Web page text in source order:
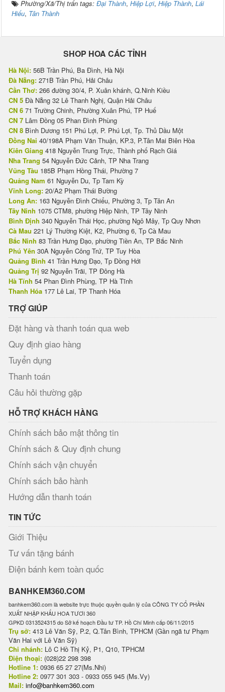
Phường/Xã/Thị trấn tags: Đại Thành, Hiệp Lợi, Hiệp Thành, Lái
Hiếu, Tân Thành
SHOP HOA CÁC TỈNH
Hà Nội: 56B Trần Phú, Ba Đình, Hà Nội
Đà Nẵng: 271B Trần Phú, Hải Châu
Cần Thơ: 266 đường 30/4, P. Xuân khánh, Q.Ninh Kiều
CN 5 Đà Nẵng 32 Lê Thanh Nghị, Quận Hải Châu
CN 6 71 Trường Chinh, Phường Xuân Phú, TP Huế
CN 7 Lâm Đồng 05 Phan Đình Phùng
CN 8 Bình Dương 151 Phú Lợi, P. Phú Lợi, Tp. Thủ Dầu Một
Đồng Nai 40/198A Phạm Văn Thuận, KP.3, P.Tân Mai Biên Hòa
Kiên Giang 418 Nguyễn Trung Trực, Thành phố Rạch Giá
Nha Trang 54 Nguyễn Đức Cảnh, TP Nha Trang
Vũng Tàu 185B Phạm Hồng Thái, Phường 7
Quảng Nam 61 Nguyễn Du, Tp Tam Kỳ
Vĩnh Long: 20/A2 Phạm Thái Bường
Long An: 163 Nguyễn Đình Chiểu, Phường 3, Tp Tân An
Tây Ninh 1075 CTM8, phường Hiệp Ninh, TP Tây Ninh
Bình Định 340 Nguyễn Thái Học, phường Ngô Mây, Tp Quy Nhơn
Cà Mau 221 Lý Thường Kiệt, K2, Phường 6, Tp Cà Mau
Bắc Ninh 83 Trần Hưng Đạo, phường Tiền An, TP Bắc Ninh
Phú Yên 30A Nguyễn Công Trứ, TP Tuy Hòa
Quảng Bình 41 Trần Hưng Đạo, Tp Đồng Hới
Quảng Trị 92 Nguyễn Trãi, TP Đông Hà
Hà Tĩnh 54 Phan Đình Phùng, TP Hà Tĩnh
Thanh Hóa 177 Lê Lai, TP Thanh Hóa
TRỢ GIÚP
Đặt hàng và thanh toán qua web
Quy định giao hàng
Tuyển dụng
Thanh toán
Câu hỏi thường gặp
HỖ TRỢ KHÁCH HÀNG
Chính sách bảo mật thông tin
Chính sách & Quy định chung
Chính sách vận chuyển
Chính sách bảo hành
Hướng dẫn thanh toán
TIN TỨC
Giới Thiệu
Tư vấn tặng bánh
Điện bánh kem toàn quốc
BANHKEM360.COM
banhkem360.com là website trực thuộc quyền quản lý của CÔNG TY CỔ PHẦN
XUẤT NHẬP KHẨU HOA TƯƠI 360
GPKD 0313524315 do Sở kế hoạch Đầu tư TP. Hồ Chí Minh cấp 06/11/2015
Trụ sở: 413 Lê Văn Sỹ, P.2, Q.Tân Bình, TPHCM (Gần ngã tư Phạm
Văn Hai với Lê Văn Sỹ)
Chi nhánh: Lô C Hồ Thị Kỷ, P1, Q10, TPHCM
Điện thoại: (028)22 298 398
Hotline 1: 0936 65 27 27(Ms.Nhi)
Hotline 2: 0977 301 303 - 0933 055 945 (Ms.Vy)
Mail: info@banhkem360.com